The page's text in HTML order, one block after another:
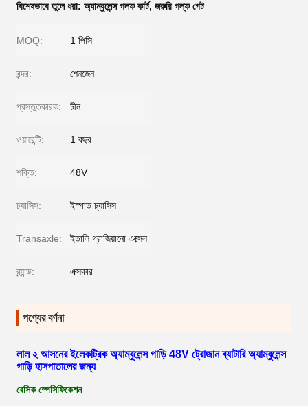
বিশেষভাবে তুলে ধরা: অ্যাম্বুলেন্স গলফ কার্ট, জরুরি গল্ফ গেট
MOQ: 1 পিসি
বন্দর: শেনজেন
প্রস্তুতকারক: চীন
ওয়ারেন্টি: 1 বছর
শক্তি: 48V
চ্যাসিস: ইস্পাত চ্যাসিস
Transaxle: ইতালি গ্রাজিয়ানো এক্সেল
ব্র্যান্ড: এক্সকার
পণ্যের বর্ণনা
লাল ২ আসনের ইলেকট্রিক অ্যাম্বুলেন্স গাড়ি 48V ট্রোজান ব্যাটারি অ্যাম্বুলেন্স
গাড়ি হাসপাতালের জন্য
বেসিক স্পেসিফিকেশন